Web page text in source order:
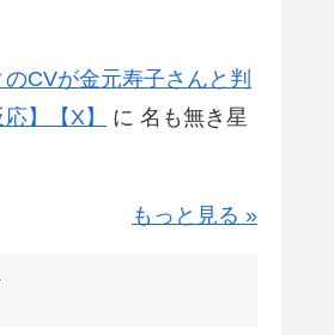
CVが金元寿子さんと判
】【X】
に 名も無き星
もっと見る »